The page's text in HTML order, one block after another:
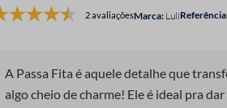
2 avaliações LuliReferência
A Passa Fita é aquele detalhe que
algo cheio de charme! Ele é ideal pra